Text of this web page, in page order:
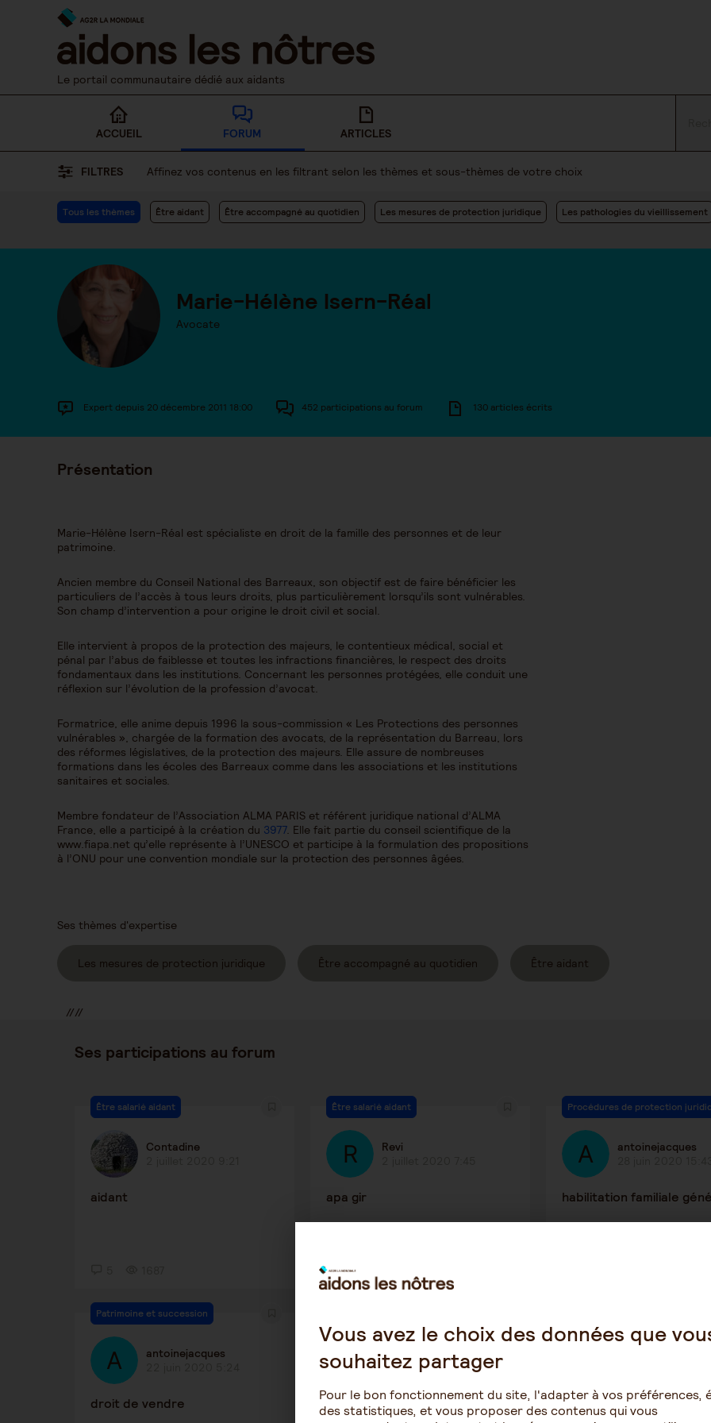
Le portail communautaire dédié aux aidants
ACCUEIL FORUM ARTICLES
FILTRES Affinez vos contenus en les filtrant selon les thèmes et sous-thèmes de votre choix
Tous les thèmes Être aidant Être accompagné au quotidien Les mesures de protection juridique Les pathologies du vieillissement
Marie-Hélène Isern-Réal
Avocate
Expert depuis 20 décembre 2011 18:00 452 participations au forum 130 articles écrits
Présentation
Marie-Hélène Isern-Réal est spécialiste en droit de la famille des personnes et de leur
patrimoine.
Ancien membre du Conseil National des Barreaux, son objectif est de faire bénéficier les
particuliers de l’accès à tous leurs droits, plus particulièrement lorsqu’ils sont vulnérables.
Son champ d’intervention a pour origine le droit civil et social.
Elle intervient à propos de la protection des majeurs, le contentieux médical, social et
pénal par l’abus de faiblesse et toutes les infractions financières, le respect des droits
fondamentaux dans les institutions. Concernant les personnes protégées, elle conduit une
réflexion sur l’évolution de la profession d’avocat.
Formatrice, elle anime depuis 1996 la sous-commission « Les Protections des personnes
vulnérables », chargée de la formation des avocats, de la représentation du Barreau, lors
des réformes législatives, de la protection des majeurs. Elle assure de nombreuses
formations dans les écoles des Barreaux comme dans les associations et les institutions
sanitaires et sociales.
Membre fondateur de l’Association ALMA PARIS et référent juridique national d’ALMA
France, elle a participé à la création du 3977. Elle fait partie du conseil scientifique de la
www.fiapa.net qu’elle représente à l’UNESCO et participe à la formulation des propositions
à l’ONU pour une convention mondiale sur la protection des personnes âgées.
Ses thèmes d'expertise
Les mesures de protection juridique Être accompagné au quotidien Être aidant
////
Ses participations au forum
Être salarié aidant
Contadine
aidant
Être salarié aidant
Revi
apa gir
2
Procédures de protection
antoinejacques
habilitation familiale
Patrimoine et succession
antoinejacques
droit de vendre
Annick
21 juin 2020 12:48
apa
Difficile de faire la part
choses, négligence ou
Vous avez le choix des données que
souhaitez partager
Pour le bon fonctionnement du site, l'adapter à vos préférences,
des statistiques, et vous proposer des contenus qui vous